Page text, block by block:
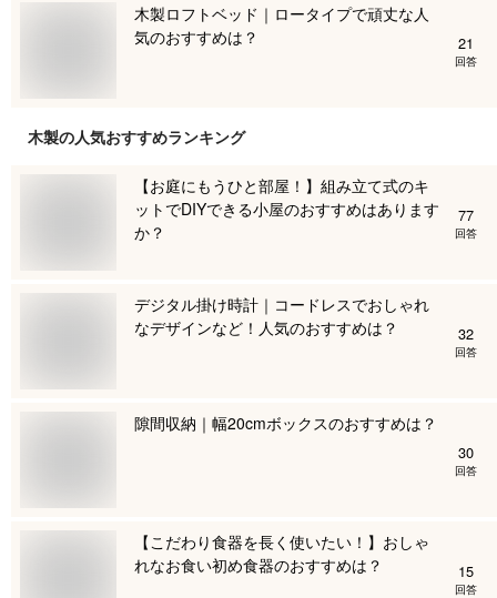
木製ロフトベッド｜ロータイプで頑丈な人
気のおすすめは？
21
回答
木製の人気おすすめランキング
【お庭にもうひと部屋！】組み立て式のキ
ットでDIYできる小屋のおすすめはあります
か？
77
回答
デジタル掛け時計｜コードレスでおしゃれ
なデザインなど！人気のおすすめは？
32
回答
隙間収納｜幅20cmボックスのおすすめは？
30
回答
【こだわり食器を長く使いたい！】おしゃ
れなお食い初め食器のおすすめは？
15
回答